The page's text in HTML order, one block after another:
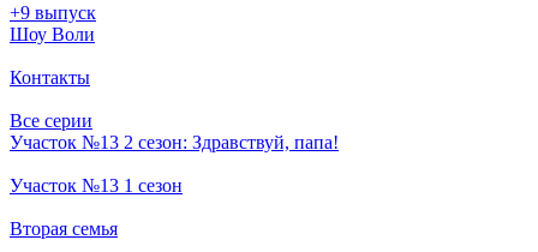
+9 выпуск
Шоу Воли
Контакты
Все серии
Участок №13 2 сезон: Здравствуй, папа!
Участок №13 1 сезон
Вторая семья